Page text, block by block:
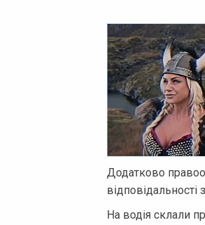
Додатково
відповідальності
На водія склали